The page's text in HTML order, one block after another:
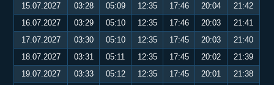
15.07.2027
03:28 05:09 12:35 17:46 20:04
21:42
16.07.2027
03:29 05:10 12:35 17:46 20:03
21:41
17.07.2027
03:30 05:10 12:35 17:45 20:03
21:40
18.07.2027
03:31 05:11 12:35 17:45 20:02
21:39
19.07.2027
03:33 05:12 12:35 17:45 20:01
21:38